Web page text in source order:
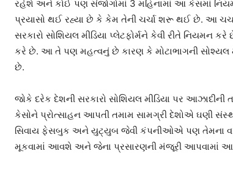
રહેશે અને કોઈ પણ સંજોગોમાં 3 મહિનામાં આ કેસમાં
પ્રયાસો થઈ રહ્યા છે કે કેમ તેની ચર્ચા શરૂ થઈ છે. આ
સરકારો સોશિયલ મીડિયા પ્લેટફોર્મને કેવી રીતે નિયમન
કરે છે. આ તે પણ મહત્વનું છે કારણ કે મોટાભાગની
છે.
જોકે દરેક દેશની સરકારો સોશિયલ મીડિયા પર
કેસોને પ્રોત્સાહન આપતી તમામ સામગ્રી દેશોએ ઘણી
સિવાય ફેસબુક અને યુટ્યુબ જેવી કંપનીઓએ પણ તેમના
મૂકવામાં આવશે અને જેના પ્રસારણની મંજૂરી આપવામાં